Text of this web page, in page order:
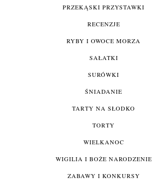
PRZEKĄSKI PRZYSTAWKI
RECENZJE
RYBY I OWOCE MORZA
SAŁATKI
SURÓWKI
ŚNIADANIE
TARTY NA SŁODKO
TORTY
WIELKANOC
WIGILIA I BOŻE NARODZENIE
ZABAWY I KONKURSY